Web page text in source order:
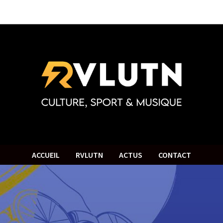
ACCUEIL RVLUTN ACTUS CONTACT